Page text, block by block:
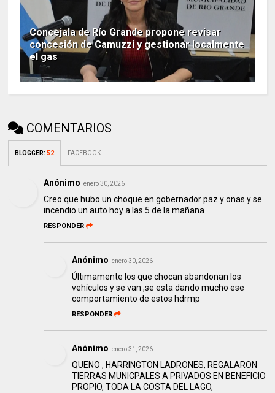
Concejala de Río Grande propone revisar
concesión de Camuzzi y gestionar localmente
el gas
COMENTARIOS
BLOGGER:52 FACEBOOK
Anónimo enero 30, 2026
Creo que hubo un choque en gobernador paz y onas y se
incendio un auto hoy a las 5 de la mañana
RESPONDER
Anónimo enero 30, 2026
Últimamente los que chocan abandonan los
vehículos y se van ,se esta dando mucho ese
comportamiento de estos hdrmp
RESPONDER
Anónimo enero 31, 2026
QUENO , HARRINGTON LADRONES, REGALARON
TIERRAS MUNICPALES A PRIVADOS EN BENEFICIO
PROPIO, TODA LA COSTA DEL LAGO,